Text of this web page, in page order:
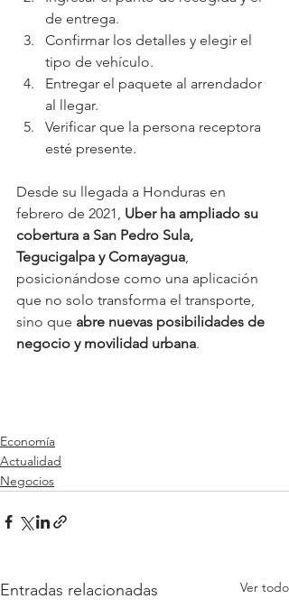
de entrega.
Confirmar los detalles y elegir el
tipo de vehículo.
Entregar el paquete al arrendador
al llegar.
Verificar que la persona receptora
esté presente.
Desde su llegada a Honduras en
febrero de 2021, Uber ha ampliado su
cobertura a San Pedro Sula,
Tegucigalpa y Comayagua,
posicionándose como una aplicación
que no solo transforma el transporte,
sino que abre nuevas posibilidades de
negocio y movilidad urbana.
Economía
Actualidad
Negocios
Entradas relacionadas Ver todo